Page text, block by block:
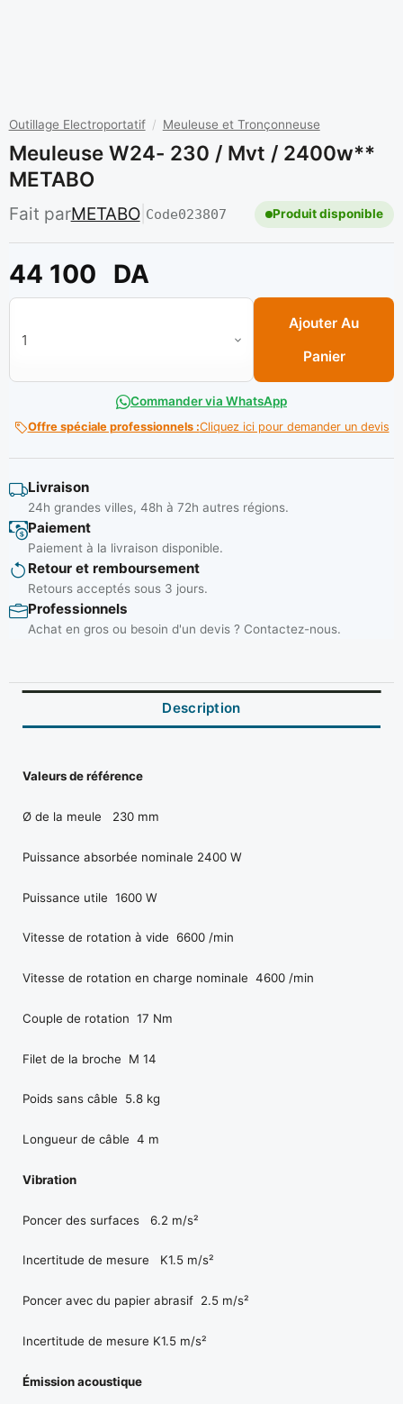
Outillage Electroportatif / Meuleuse et Tronçonneuse
Meuleuse W24- 230 / Mvt / 2400w**
METABO
Fait parMETABO| Code023807 Produit disponible
44 100 DA
quantité de Meuleuse w24- 230 / mvt / 2400w** METABO
Ajouter Au
Panier
Commander via WhatsApp
Offre spéciale professionnels :Cliquez ici pour demander un devis
Livraison
24h grandes villes, 48h à 72h autres régions.
Paiement
Paiement à la livraison disponible.
Retour et remboursement
Retours acceptés sous 3 jours.
Professionnels
Achat en gros ou besoin d'un devis ? Contactez-nous.
Description
Valeurs de référence
Ø de la meule 230 mm
Puissance absorbée nominale 2400 W
Puissance utile 1600 W
Vitesse de rotation à vide 6600 /min
Vitesse de rotation en charge nominale 4600 /min
Couple de rotation 17 Nm
Filet de la broche M 14
Poids sans câble 5.8 kg
Longueur de câble 4 m
Vibration
Poncer des surfaces 6.2 m/s²
Incertitude de mesure K1.5 m/s²
Poncer avec du papier abrasif 2.5 m/s²
Incertitude de mesure K1.5 m/s²
Émission acoustique